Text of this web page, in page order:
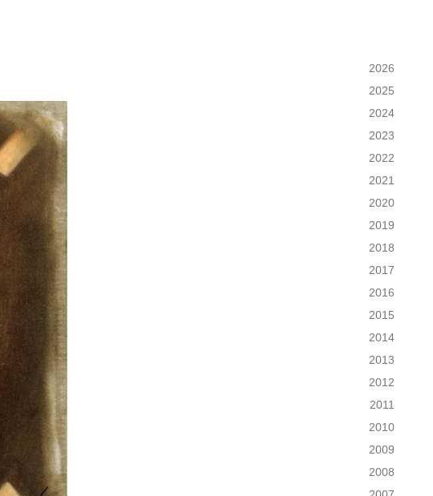
2026
2025
2024
2023
2022
2021
2020
2019
2018
2017
2016
2015
2014
2013
2012
2011
2010
2009
2008